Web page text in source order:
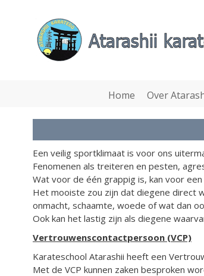
Home Over
Een veilig sportklimaat is voor ons
Fenomenen als treiteren en pesten,
Wat voor de één grappig is, kan voor
Het mooiste zou zijn dat diegene direct
onmacht, schaamte, woede of wat dan
Ook kan het lastig zijn als diegene
Vertrouwenscontactpersoon (VCP)
Karateschool Atarashii heeft een
Met de VCP kunnen zaken besproken